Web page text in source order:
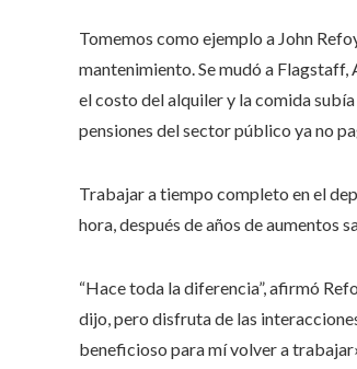
Tomemos como ejemplo a John
mantenimiento. Se mudó a Flagstaff,
el costo del alquiler y la comida
pensiones del sector público ya no
Trabajar a tiempo completo en el
hora, después de años de aumentos
“Hace toda la diferencia”, afirmó
dijo, pero disfruta de las
beneficioso para mí volver a